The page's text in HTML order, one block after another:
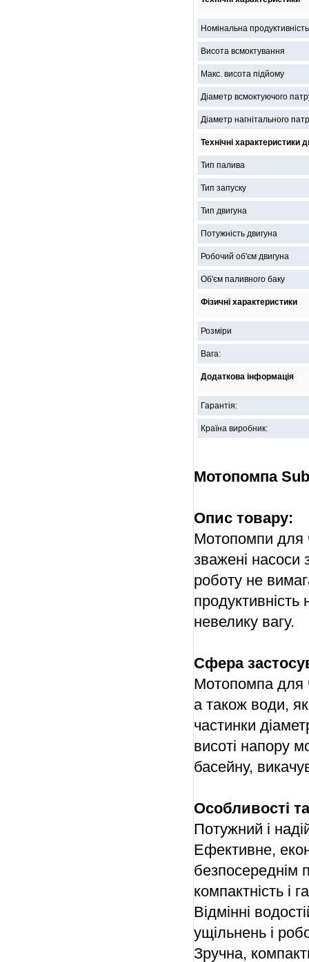
Номінальна продуктивність
Висота всмоктування
Макс. висота підйому
Діаметр всмоктуючого
Діаметр нагнітального
Технічні характеристики
Тип палива
Тип запуску
Тип двигуна
Потужність двигуна
Робочий об'єм двигуна
Об'єм паливного баку
Фізичні характеристики
Розміри
Вага:
Додаткова інформація
Гарантія:
Країна виробник:
Мотопомпа
Опис товару:
Мотопомпи для
зважені насоси
роботу не
невелику вагу.
Сфера
Мотопомпа для
а також води,
частинки
висоті напору
басейну,
Особливості
Потужний і
Ефективне,
безпосереднім
компактність і
Відмінні
ущільнень і
Зручна,